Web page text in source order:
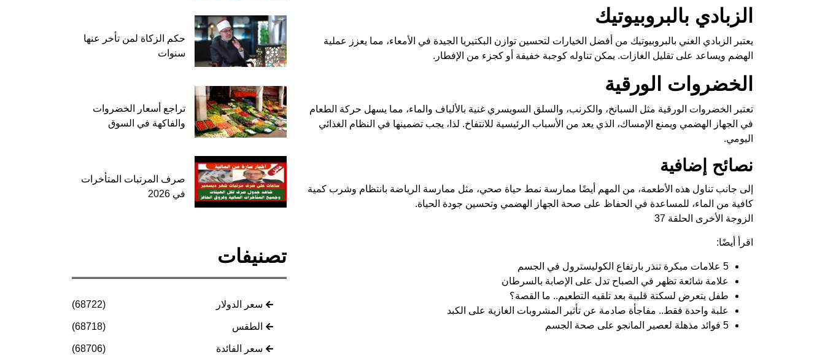
الزبادي بالبروبيوتيك
يعتبر الزبادي الغني بالبروبيوتيك من أفضل الخيارات لتحسين توازن البكتيريا الجيدة في الأمعاء، مما يعزز عملية
الهضم ويساعد على تقليل الغازات. يمكن تناوله كوجبة خفيفة أو كجزء من الإفطار.
الخضروات الورقية
تعتبر الخضروات الورقية مثل السبانخ، والكرنب، والسلق السويسري غنية بالألياف والماء، مما يسهل حركة الطعام
في الجهاز الهضمي ويمنع الإمساك، الذي يعد من الأسباب الرئيسية للانتفاخ. لذا، يجب تضمينها في النظام الغذائي
اليومي.
نصائح إضافية
إلى جانب تناول هذه الأطعمة، من المهم أيضًا ممارسة نمط حياة صحي، مثل ممارسة الرياضة بانتظام وشرب كمية
كافية من الماء، للمساعدة في الحفاظ على صحة الجهاز الهضمي وتحسين جودة الحياة.
الزوجة الأخرى الحلقة 37
اقرأ أيضًا:
5 علامات مبكرة تنذر بارتفاع الكوليسترول في الجسم
علامة شائعة تظهر في الصباح تدل على الإصابة بالسرطان
طفل يتعرض لسكتة قلبية بعد تلقيه التطعيم.. ما القصة؟
علبة واحدة فقط.. مفاجأة صادمة عن تأثير المشروبات الغازية على الكبد
5 فوائد مذهلة لعصير المانجو على صحة الجسم
حكم الزكاة لمن تأخر عنها
سنوات
تراجع أسعار الخضروات
والفاكهة في السوق
صرف المرتبات المتأخرات
في 2026
تصنيفات
سعر الدولار (68722)
الطقس (68718)
سعر الفائدة (68706)